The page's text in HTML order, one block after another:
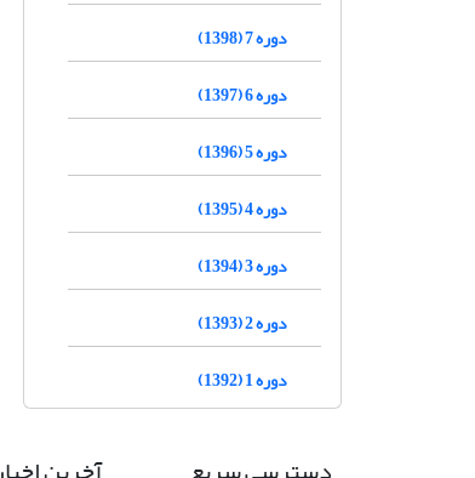
دوره 7 (1398)
دوره 6 (1397)
دوره 5 (1396)
دوره 4 (1395)
دوره 3 (1394)
دوره 2 (1393)
دوره 1 (1392)